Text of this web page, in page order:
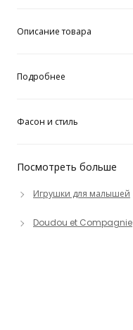
Посмотреть больше
Игрушки для малышей
Doudou et Compagnie
Описание товара
Подробнее
Фасон и стиль